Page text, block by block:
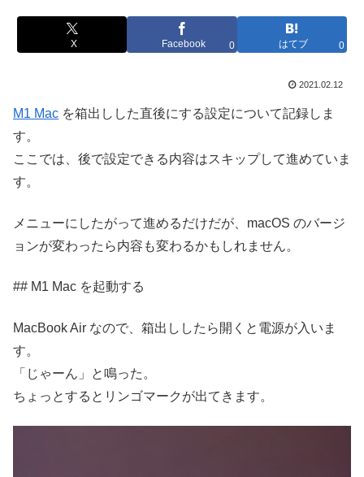
X Facebook 0 はてブ 0
2021.02.12
M1 Mac を箱出しした直後にする設定について記録しま
す。
ここでは、後で設定できる内容はスキップして進めていま
す。
メニューにしたがって進めるだけだが、macOS のバージ
ョンが変わったら内容も変わるかもしれません。
## M1 Mac を起動する
MacBook Air なので、箱出ししたら開くと電源が入いま
す。
「じゃーん」と鳴った。
ちょっとするとリンゴマークが出てきます。